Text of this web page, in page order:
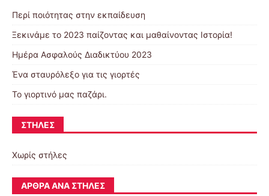
Περί ποιότητας στην εκπαίδευση
Ξεκινάμε το 2023 παίζοντας και μαθαίνοντας Ιστορία!
Ημέρα Ασφαλούς Διαδικτύου 2023
Ένα σταυρόλεξο για τις γιορτές
Το γιορτινό μας παζάρι.
ΣΤΉΛΕΣ
Χωρίς στήλες
ΆΡΘΡΑ ΑΝΆ ΣΤΉΛΕΣ